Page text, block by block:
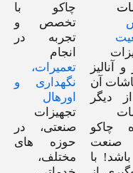
و آنالیز
آن
دیگر
چاکو
صنعت
با
چاکو با
تخصص و
تجربه در
انجام
تعمیرات،
نگهداری و
اورهال
تجهیزات
صنعتی، در
حوزه های
مختلف،